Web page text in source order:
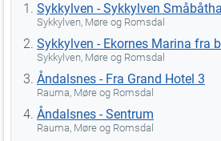
Sykkylven - Sykkylven
Sykkylven, Møre og Romsdal
Sykkylven - Ekornes Marina fra
Sykkylven, Møre og Romsdal
Åndalsnes - Fra Grand Hotel 3
Rauma, Møre og Romsdal
Åndalsnes - Sentrum
Rauma, Møre og Romsdal